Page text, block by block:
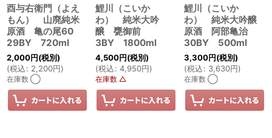
酉与右衛門（よえ
もん） 山廃純米
原酒 亀の尾60
29BY 720ml
2,000円(税別)
(税込: 2,200円)
在庫数 ◯
鯉川（こいか
わ） 純米大吟
醸 甕御前
3BY 1800ml
4,500円(税別)
(税込: 4,950円)
在庫数 △
鯉川（こいか
わ） 純米大吟醸
原酒 阿部亀治
30BY 500ml
3,300円(税別)
(税込: 3,630円)
在庫数 ◯